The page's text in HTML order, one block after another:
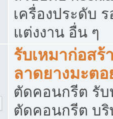
เครื่องประดับ ร
แต่งงาน อื่น ๆ
รับเหมาก่อส
ลาดยางมะต
ตัดคอนกรีต รับ
ตัดคอนกรีต บริ